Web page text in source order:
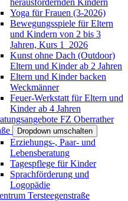
Yoga für Frauen (3-2026)
Bewegungsspiele für Eltern
und Kindern von 2 bis 3
Jahren, Kurs 1_2026
Kunst ohne Dach (Outdoor)
Eltern und Kinder ab 2 Jahren
Eltern und Kinder backen
Weckmänner
Feuer-Werkstatt für Eltern und
Kinder ab 4 Jahren
FZ Oberrather
Dropdown umschalten
Erziehungs-, Paar- und
Lebensberatung
Tagespflege für Kinder
Sprachförderung und
Logopädie
Tersteegenstraße